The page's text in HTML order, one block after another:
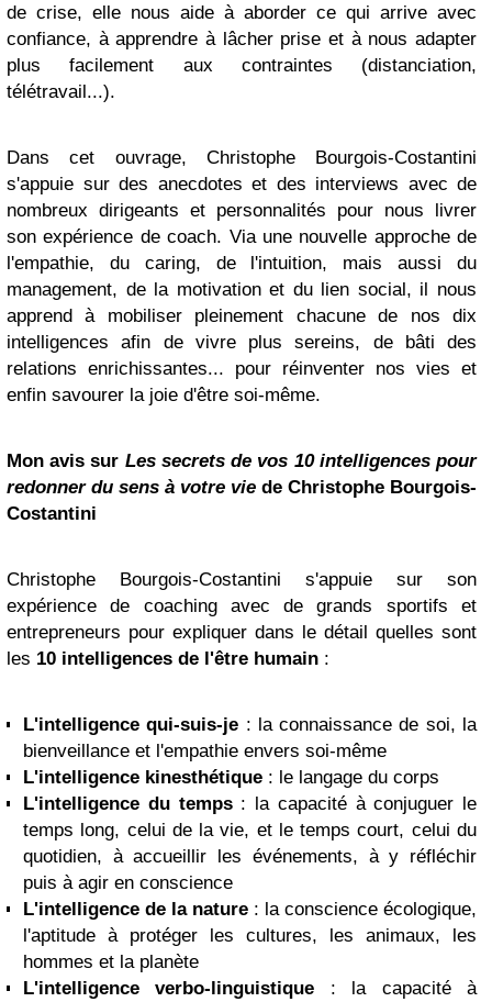
de crise, elle nous aide à aborder ce qui arrive avec
confiance, à apprendre à lâcher prise et à nous adapter
plus facilement aux contraintes (distanciation,
télétravail...).
Dans cet ouvrage, Christophe Bourgois-Costantini
s'appuie sur des anecdotes et des interviews avec de
nombreux dirigeants et personnalités pour nous livrer
son expérience de coach. Via une nouvelle approche de
l'empathie, du caring, de l'intuition, mais aussi du
management, de la motivation et du lien social, il nous
apprend à mobiliser pleinement chacune de nos dix
intelligences afin de vivre plus sereins, de bâti des
relations enrichissantes... pour réinventer nos vies et
enfin savourer la joie d'être soi-même.
Mon avis sur Les secrets de vos 10 intelligences pour
redonner du sens à votre vie de Christophe Bourgois-
Costantini
Christophe Bourgois-Costantini s'appuie sur son
expérience de coaching avec de grands sportifs et
entrepreneurs pour expliquer dans le détail quelles sont
les 10 intelligences de l'être humain :
L'intelligence qui-suis-je : la connaissance de soi, la
bienveillance et l'empathie envers soi-même
L'intelligence kinesthétique : le langage du corps
L'intelligence du temps: la capacité à conjuguer le
temps long, celui de la vie, et le temps court, celui du
quotidien, à accueillir les événements, à y réfléchir
puis à agir en conscience
L'intelligence de la nature : la conscience écologique,
l'aptitude à protéger les cultures, les animaux, les
hommes et la planète
L'intelligence verbo-linguistique : la capacité à